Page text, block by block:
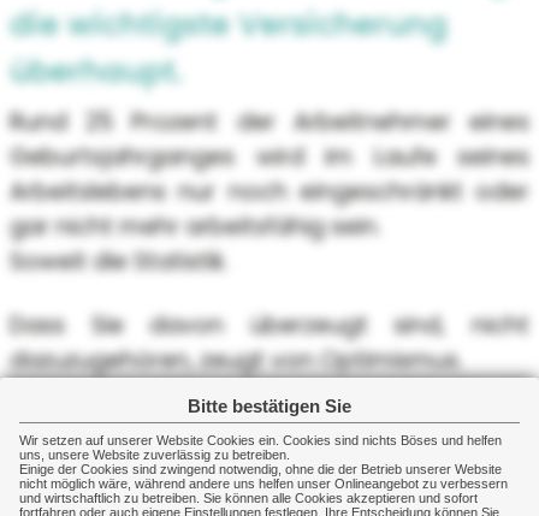
Bitte bestätigen Sie
Wir setzen auf unserer Website Cookies ein. Cookies sind nichts Böses und helfen
uns, unsere Website zuverlässig zu betreiben.
Einige der Cookies sind zwingend notwendig, ohne die der Betrieb unserer Website
nicht möglich wäre, während andere uns helfen unser Onlineangebot zu verbessern
und wirtschaftlich zu betreiben. Sie können alle Cookies akzeptieren und sofort
fortfahren oder auch eigene Einstellungen festlegen. Ihre Entscheidung können Sie
die wichtigste Versicherung
überhaupt.
Rund 25 Prozent der Arbeitnehmer eines
Geburtsjahrganges wird im Laufe seines
Arbeitslebens nur noch eingeschränkt oder
gar nicht mehr arbeitsfähig sein.
Soweit die Statistik.
Dass Sie davon überzeugt sind, nicht
dazuzugehören, zeugt von Optimismus.
Doch betrachten wir es realistisch: In
Deutschland gibt es derzeit über zwei
Millionen Berufs- und Erwerbsunfähige.
Das Risiko, einmal dazuzugehören, ist also